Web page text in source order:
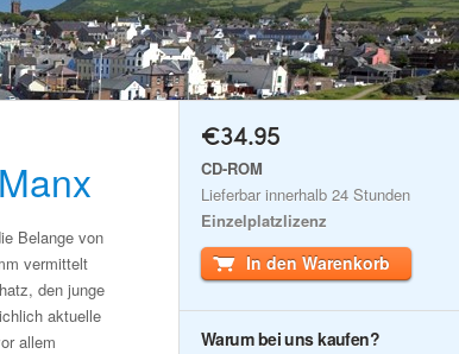
Belange von
vermittelt
den junge
aktuelle
allem
€34.95
CD-ROM
Lieferbar innerhalb 24 Stunden
Einzelplatzlizenz
In den Warenkorb
Warum bei uns kaufen?